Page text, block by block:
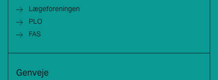
Lægeforeningen
PLO
FAS
Genveje